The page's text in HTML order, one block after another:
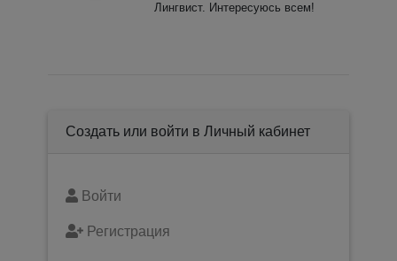
Лингвист. Интересуюсь всем!
Создать или войти в Личный кабинет
Войти
Регистрация